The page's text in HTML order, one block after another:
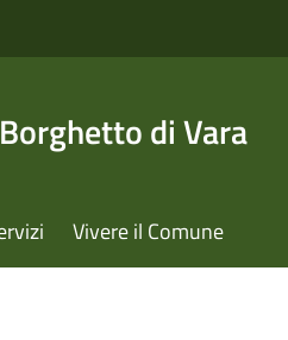
di Vara
Vivere il Comune